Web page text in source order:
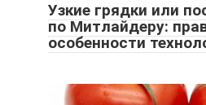
Узкие грядки или
по Митлайдеру:
особенности